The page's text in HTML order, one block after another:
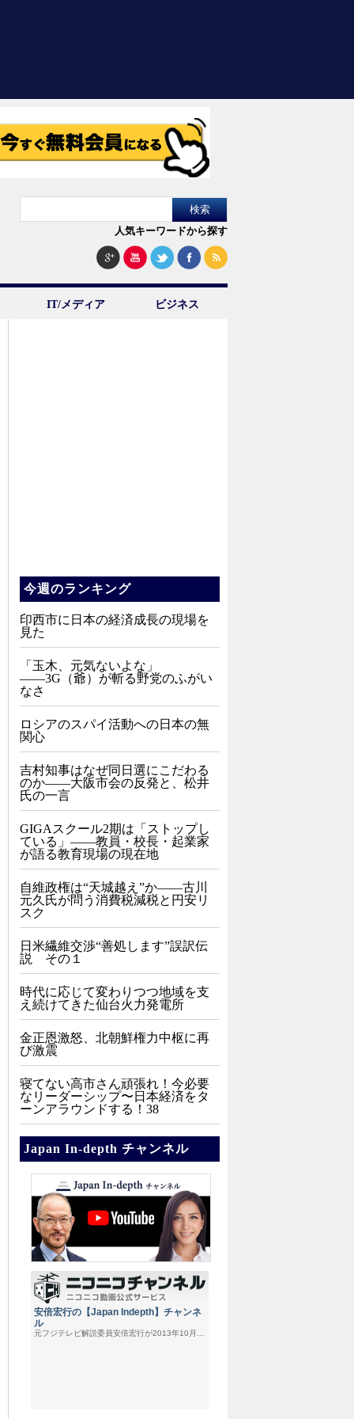
人気キーワードから探す
IT/メディア ビジネス
今週のランキング
印西市に日本の経済成長の現場を
見た
「玉木、元気ないよな」
――3G（爺）が斬る野党のふがい
なさ
ロシアのスパイ活動への日本の無
関心
吉村知事はなぜ同日選にこだわる
のか――大阪市会の反発と、松井
氏の一言
GIGAスクール2期は「ストップし
ている」——教員・校長・起業家
が語る教育現場の現在地
自維政権は“天城越え”か――古川
元久氏が問う消費税減税と円安リ
スク
日米繊維交渉“善処します”誤訳伝
説 その１
時代に応じて変わりつつ地域を支
え続けてきた仙台火力発電所
金正恩激怒、北朝鮮権力中枢に再
び激震
寝てない高市さん頑張れ！今必要
なリーダーシップ〜日本経済をタ
ーンアラウンドする！38
Japan In-depth チャンネル